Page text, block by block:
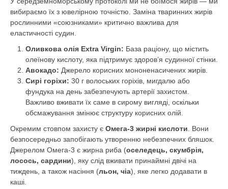
вибираємо їх з ювелірною точністю. Заміна тваринних жирів
рослинними «союзниками» критично важлива для
еластичності судин.
Оливкова олія Extra Virgin: База раціону, що містить
олеїнову кислоту, яка підтримує здоров’я судинної стінки.
Авокадо: Джерело корисних мононенасичених жирів.
Сирі горіхи: 30 г волоських горіхів, мигдалю або
фундука на день забезпечують артерії захистом.
Важливо вживати їх саме в сирому вигляді, оскільки
обсмажування змінює структуру корисних олій.
Окремим стовпом захисту є Омега-3 жирні кислоти . Вони
безпосередньо запобігають утворенню небезпечних бляшок.
Джерелом Омега-3 є жирна риба (оселедець, скумбрія,
лосось, сардини), яку слід вживати принаймні двічі на
тиждень, а також насіння (льон, чіа), яке легко додавати в
каші.